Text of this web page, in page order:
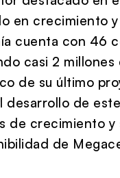
en crecimiento
cuenta con 46
casi 2 millones
de su último
desarrollo de
de crecimiento
de